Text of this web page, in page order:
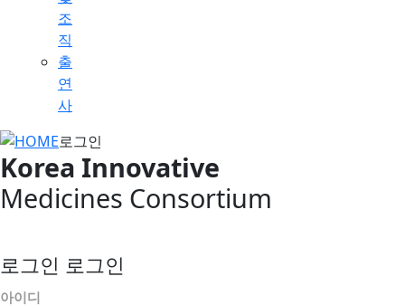
조
직
출
연
사
로그인
Korea Innovative
Medicines Consortium
로그인 로그인
아이디